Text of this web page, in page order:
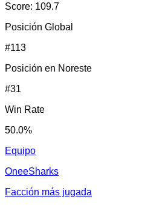
Score: 109.7
Posición Global
#113
Posición en Noreste
#31
Win Rate
50.0%
Equipo
OneeSharks
Facción más jugada